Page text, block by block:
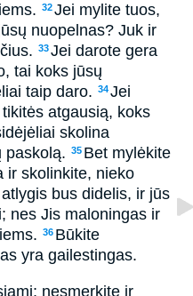
32Jei mylite tuos,
nuopelnas? Juk ir
33Jei darote gera
tai koks jūsų
taip daro. 34Jei
atgausią, koks
skolina
paskolą. 35 Bet mylėkite
ir skolinkite, nieko
bus didelis, ir jūs
nes Jis maloningas ir
36 Būkite
yra gailestingas.
nesmerkite ir